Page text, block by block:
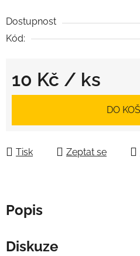
Dostupnost
Kód:
10 Kč / ks
Měrná cena:
DO
Tisk Zeptat se
Popis
Diskuze